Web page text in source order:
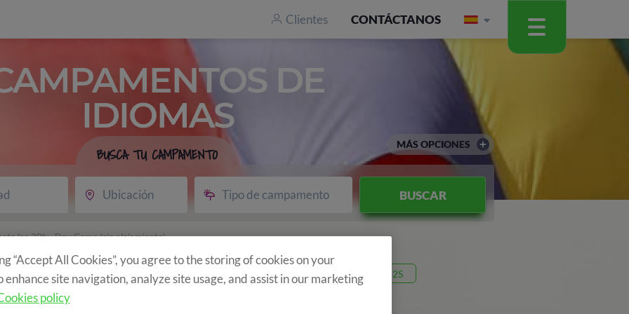
Clientes CONTÁCTANOS
DE
IDIOMAS
BUSCA TU CAMPAMENTO
Ubicación Tipo de campamento BUSCAR
MÁS OPCIONES
las 20h - Day Camp (sin alojamiento)
hasta las 20h -
Código 26V2S
“Accept All Cookies”, you agree to the storing of cookies on your
enhance site navigation, analyze site usage, and assist in our marketing
policy